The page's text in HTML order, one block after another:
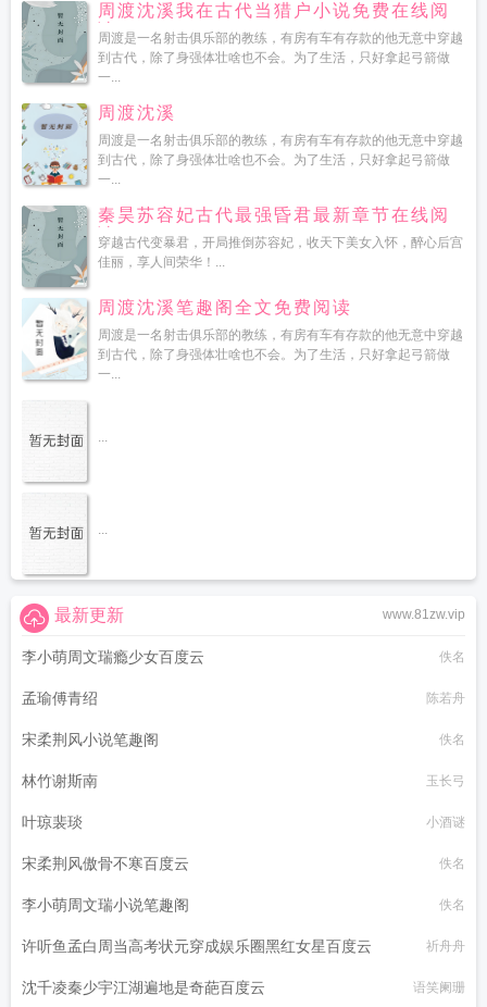
周渡沈溪我在古代当猎户小说免费在线阅
读
周渡是一名射击俱乐部的教练，有房有车有存款的他无意中穿越
到古代，除了身强体壮啥也不会。为了生活，只好拿起弓箭做
一...
周渡沈溪
周渡是一名射击俱乐部的教练，有房有车有存款的他无意中穿越
到古代，除了身强体壮啥也不会。为了生活，只好拿起弓箭做
一...
秦昊苏容妃古代最强昏君最新章节在线阅
读
穿越古代变暴君，开局推倒苏容妃，收天下美女入怀，醉心后宫
佳丽，享人间荣华！...
周渡沈溪笔趣阁全文免费阅读
周渡是一名射击俱乐部的教练，有房有车有存款的他无意中穿越
到古代，除了身强体壮啥也不会。为了生活，只好拿起弓箭做
一...
...
...
www.81zw.vip
最新更新
李小萌周文瑞瘾少女百度云 佚名
孟瑜傅青绍 陈若舟
宋柔荆风小说笔趣阁 佚名
林竹谢斯南 玉长弓
叶琼裴琰 小酒谜
宋柔荆风傲骨不寒百度云 佚名
李小萌周文瑞小说笔趣阁 佚名
许听鱼孟白周当高考状元穿成娱乐圈黑红女星百度云 祈舟舟
沈千凌秦少宇江湖遍地是奇葩百度云 语笑阑珊